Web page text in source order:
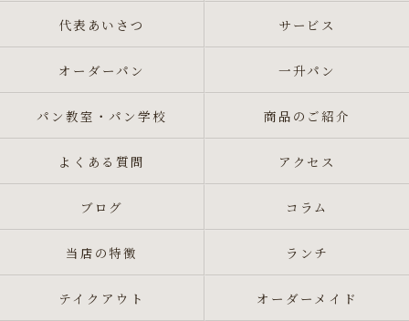
代表あいさつ サービス
オーダーパン 一升パン
パン教室・パン学校 商品のご紹介
よくある質問 アクセス
ブログ コラム
当店の特徴 ランチ
テイクアウト オーダーメイド